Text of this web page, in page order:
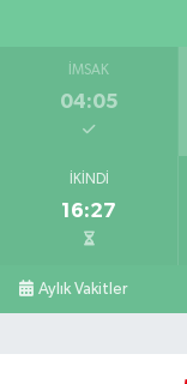
İMSAK
04:05
İKINDI
16:27
Aylık Vakitler